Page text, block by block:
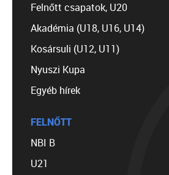
Felnőtt csapatok, U20
Akadémia (U18, U16, U14)
Kosársuli (U12, U11)
Nyuszi Kupa
Egyéb hírek
FELNŐTT
NBI B
U21